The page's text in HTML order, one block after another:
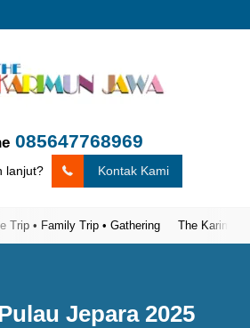
085647768969
lanjut? Kontak Kami
Trip • Gathering The Karimunjawa
Jepara 2025